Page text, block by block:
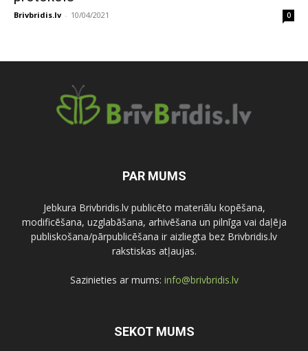
Brivbridis.lv - 10/04/2021 0
PAR MUMS
Jebkura Brivbridis.lv publicēto materiālu kopēšana,
modificēšana, uzglabāšana, arhivēšana un pilnīga vai daļēja
publiskošana/pārpublicēšana ir aizliegta bez Brivbridis.lv
rakstiskas atļaujas.
Sazinieties ar mums: info@brivbridis.lv
SEKOT MUMS